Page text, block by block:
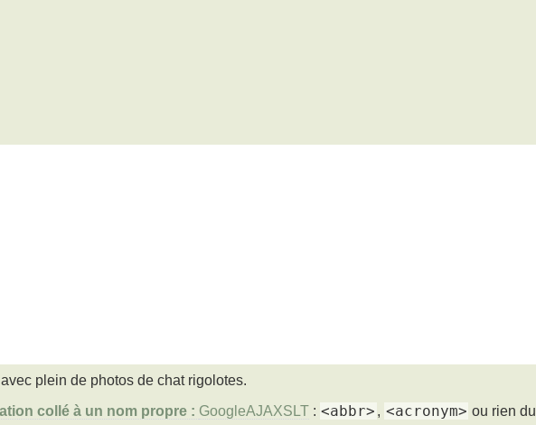
avec plein de photos de chat rigolotes.
GoogleAJAXSLT: <abbr> , <acronym> ou rien du